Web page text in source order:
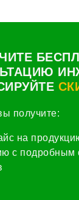
получите:
на
с подробным